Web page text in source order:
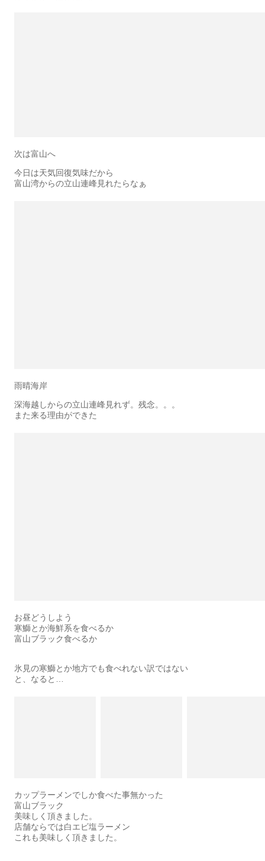
次は富山へ
今日は天気回復気味だから
富山湾からの立山連峰見れたらなぁ
雨晴海岸
深海越しからの立山連峰見れず。残念。。。
また来る理由ができた
お昼どうしよう
寒鰤とか海鮮系を食べるか
富山ブラック食べるか
氷見の寒鰤とか地方でも食べれない訳ではない
と、なると…
カップラーメンでしか食べた事無かった
富山ブラック
美味しく頂きました。
店舗ならでは白エビ塩ラーメン
これも美味しく頂きました。